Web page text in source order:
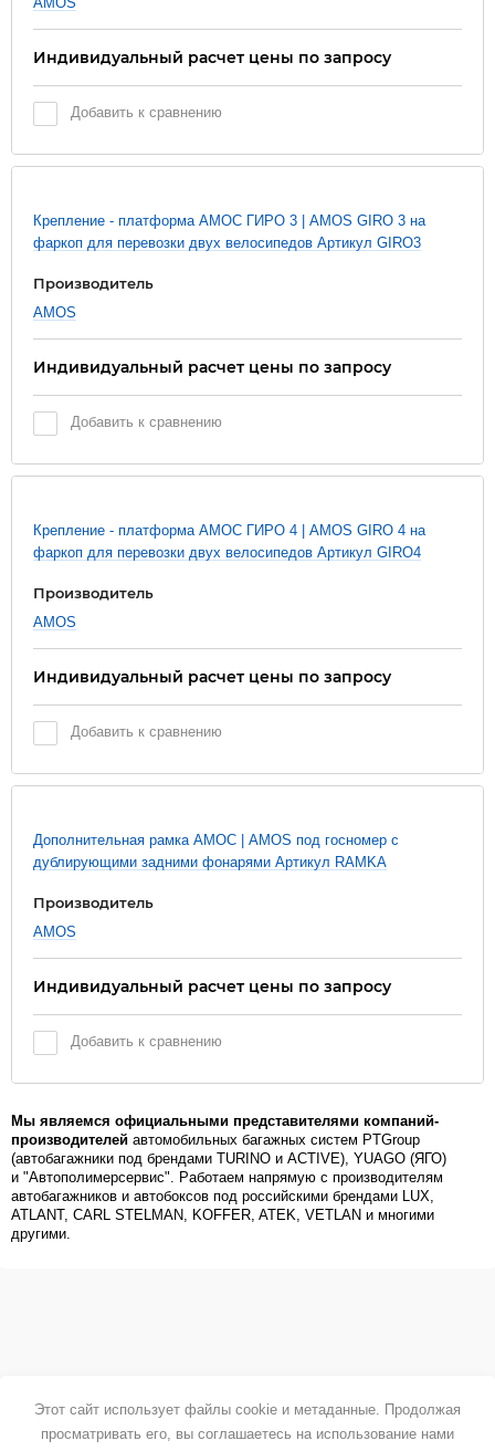
Индивидуальный расчет цены по запросу
Добавить к сравнению
Крепление - платформа АМОС ГИРО 3 | AMOS GIRO 3 на
фаркоп для перевозки двух велосипедов Артикул GIRO3
Производитель
AMOS
Индивидуальный расчет цены по запросу
Добавить к сравнению
Крепление - платформа АМОС ГИРО 4 | AMOS GIRO 4 на
фаркоп для перевозки двух велосипедов Артикул GIRO4
Производитель
AMOS
Индивидуальный расчет цены по запросу
Добавить к сравнению
Дополнительная рамка АМОС | AMOS под госномер с
дублирующими задними фонарями Артикул RAMKA
Производитель
AMOS
Индивидуальный расчет цены по запросу
Добавить к сравнению
Мы являемся официальными представителями компаний-
производителей автомобильных багажных систем PTGroup
(автобагажники под брендами TURINO и ACTIVE), YUAGO (ЯГО)
и "Автополимерсервис". Работаем напрямую с производителям
автобагажников и автобоксов под российскими брендами LUX,
ATLANT, CARL STELMAN, KOFFER, ATEK, VETLAN и многими
другими.
Copyright © 2015 Фефелов ЕК.
Этот сайт использует файлы cookie и метаданные. Продолжая
просматривать его, вы соглашаетесь на использование нами